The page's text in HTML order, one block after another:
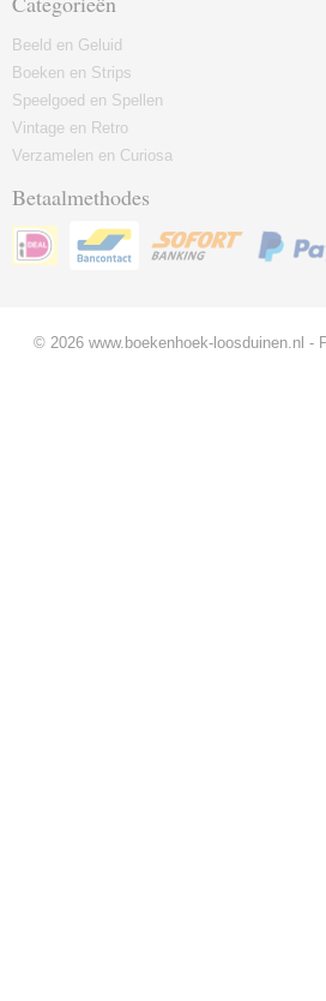
Beeld en Geluid
Boeken en Strips
Speelgoed en Spellen
Vintage en Retro
Verzamelen en Curiosa
Betaalmethodes
© 2026 www.boekenhoek-loosduinen.nl -